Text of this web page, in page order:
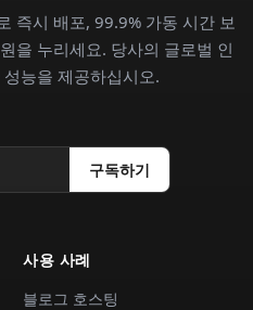
즉시 배포, 99.9% 가동 시간 보
을 누리세요. 당사의 글로벌 인
능을 제공하십시오.
구독하기
사용 사례
블로그 호스팅